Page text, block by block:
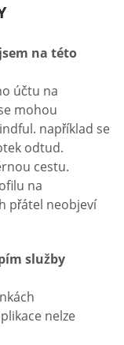
na této
účtu na
mohou
například se
odtud.
cestu.
na
přátel neobjeví
služby
nelze